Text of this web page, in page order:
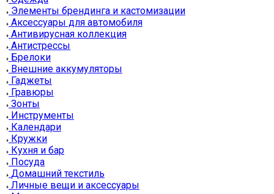
Элементы брендинга и кастомизации
Аксессуары для автомобиля
Антивирусная коллекция
Антистрессы
Брелоки
Внешние аккумуляторы
Гаджеты
Гравюры
Зонты
Инструменты
Календари
Кружки
Кухня и бар
Посуда
Домашний текстиль
Личные вещи и аксессуары